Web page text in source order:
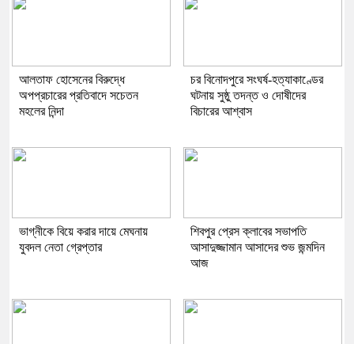
আলতাফ হোসেনের বিরুদ্ধে
অপপ্রচারের প্রতিবাদে সচেতন
মহলের নিন্দা
চর বিনোদপুরে সংঘর্ষ-হত্যাকাণ্ডের
ঘটনায় সুষ্ঠু তদন্ত ও দোষীদের
বিচারের আশ্বাস
ভাগ্নীকে বিয়ে করার দায়ে মেঘনায়
যুবদল নেতা গ্রেপ্তার
শিবপুর প্রেস ক্লাবের সভাপতি
আসাদুজ্জামান আসাদের শুভ জন্মদিন
আজ